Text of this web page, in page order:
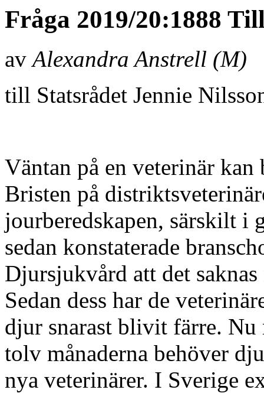
Fråga 2019/20:1888
avAlexandra Anstrell (M)
till Statsrådet Jennie
Väntan på en veterinär
Bristen på
jourberedskapen, särskilt i
sedan konstaterade
Djursjukvård att det
Sedan dess har de
djur snarast blivit färre. Nu
tolv månaderna behöver
nya veterinärer. I Sverige